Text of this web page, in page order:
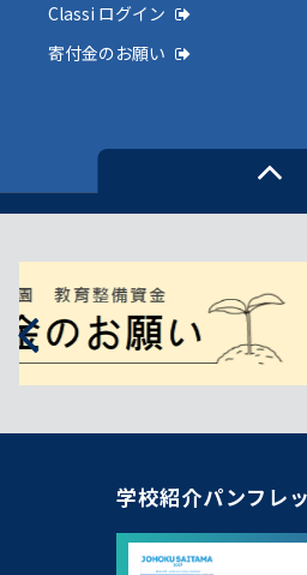
Classi ログイン
寄付金のお願い
学校紹介パンフレ